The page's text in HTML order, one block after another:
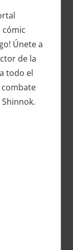
cómic
Únete a
de la
todo el